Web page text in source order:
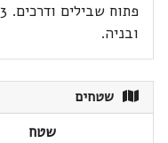
ובניה.
שטחים
שטח